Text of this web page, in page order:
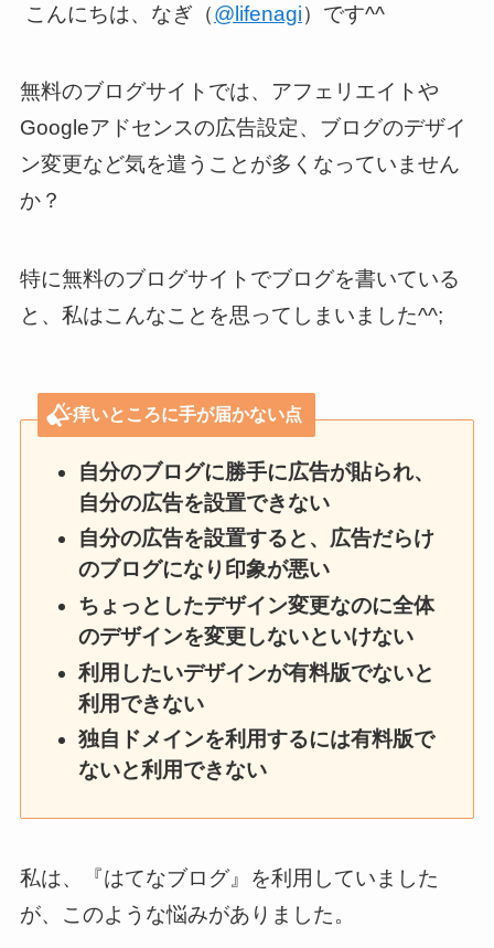
こんにちは、なぎ（@lifenagi）です^^
無料のブログサイトでは、アフェリエイトや
Googleアドセンスの広告設定、ブログのデザイ
ン変更など気を遣うことが多くなっていません
か？
特に無料のブログサイトでブログを書いている
と、私はこんなことを思ってしまいました^^;
痒いところに手が届かない点
自分のブログに勝手に広告が貼られ、
自分の広告を設置できない
自分の広告を設置すると、広告だらけ
のブログになり印象が悪い
ちょっとしたデザイン変更なのに全体
のデザインを変更しないといけない
利用したいデザインが有料版でないと
利用できない
独自ドメインを利用するには有料版で
ないと利用できない
私は、『はてなブログ』を利用していました
が、このような悩みがありました。